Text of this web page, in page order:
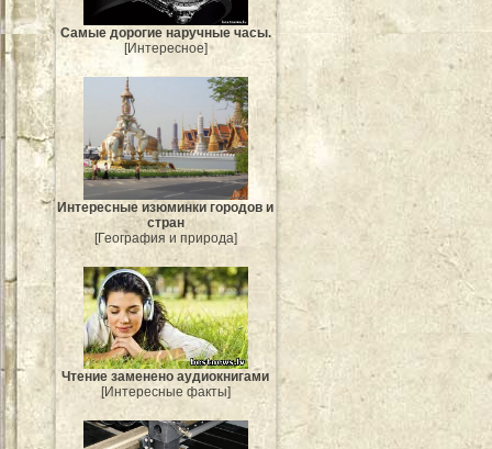
Самые дорогие наручные часы.
[Интересное]
Интересные изюминки городов и
стран
[География и природа]
Чтение заменено аудиокнигами
[Интересные факты]